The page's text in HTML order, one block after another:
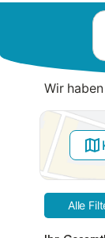
Filter
Angebote
Wir
Alle